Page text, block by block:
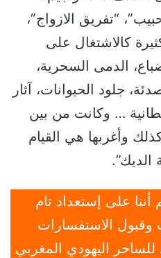
“تفريق الازواج”،
كالاشتغال على
الدمى السحرية،
جلود الحيوانات، آثار
… وكانت من بين
وأغربها هي القيام
على إستعداد تام
وقبول الاستفسارات
اليهودي المغربي